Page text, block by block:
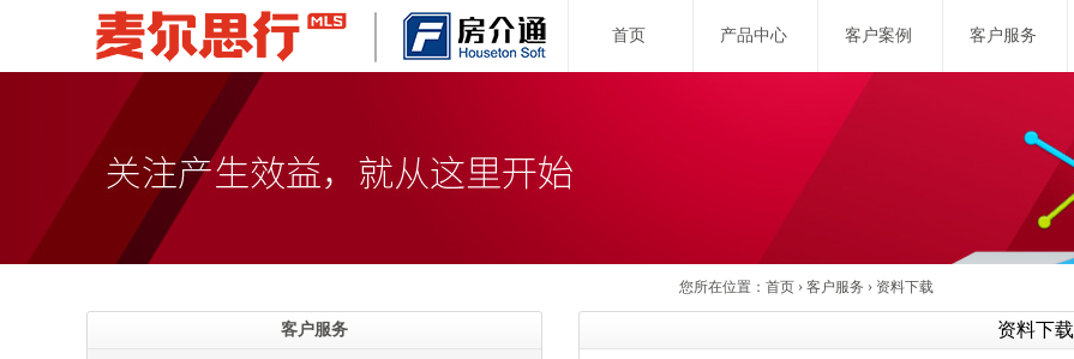
首页 产品中心 客户案例 客户服务
您所在位置： 首页 › 客户服务 › 资料下载
客户服务 资料下载